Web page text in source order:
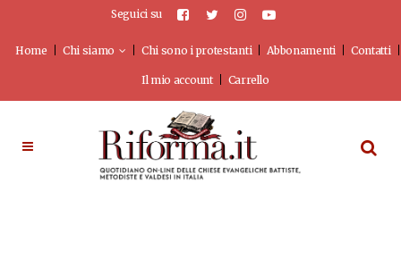
Seguici su
Home Chi siamo Chi sono i protestanti Abbonamenti Contatti
Il mio account Carrello